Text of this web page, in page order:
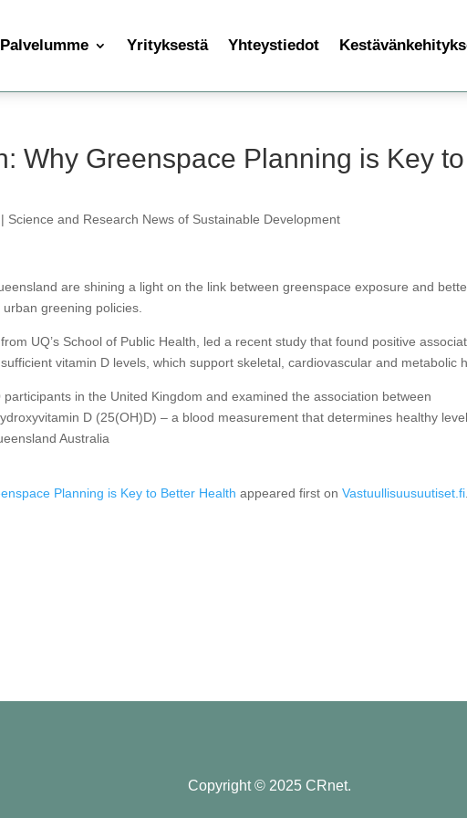
Palvelumme Yrityksestä Yhteystiedot
Why Greenspace Planning is Key to
| Science and Research News of Sustainable Development
are shining a light on the link between greenspace exposure and
greening policies.
UQ’s School of Public Health, led a recent study that found positive
vitamin D levels, which support skeletal, cardiovascular and metabolic
in the United Kingdom and examined the association between
D (25(OH)D) – a blood measurement that determines healthy
Australia
Planning is Key to Better Health appeared first onVastuullisuusuutiset.fi
Copyright © 2025 CRnet.